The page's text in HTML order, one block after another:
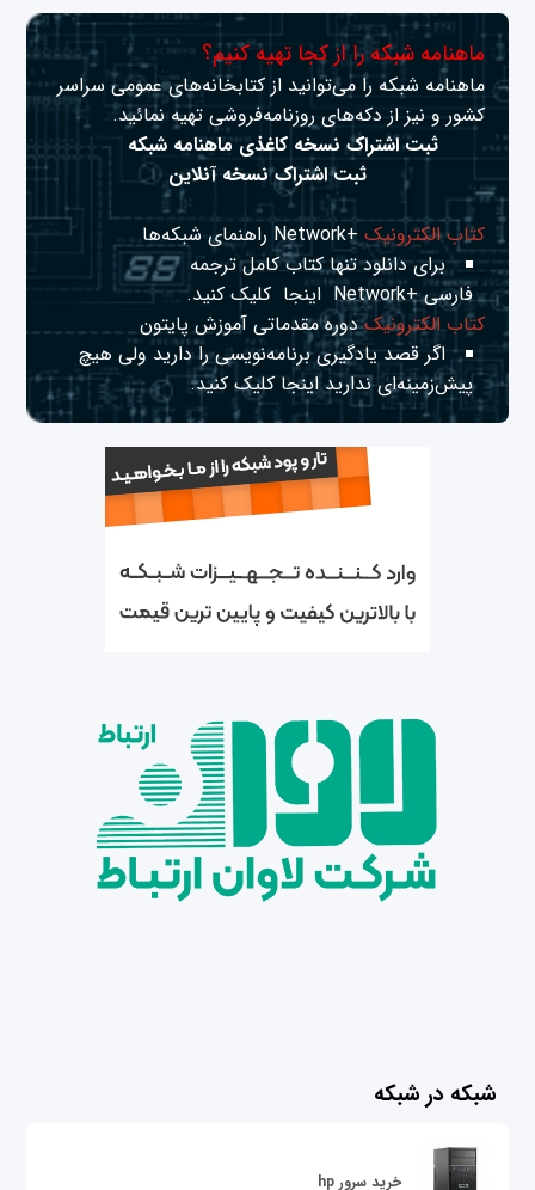
ماهنامه شبکه را از کجا تهیه کنیم؟
ماهنامه شبکه را می‌توانید از کتابخانه‌های عمومی سراسر
کشور و نیز از دکه‌های روزنامه‌فروشی تهیه نمائید.
ثبت اشتراک نسخه کاغذی ماهنامه شبکه
ثبت اشتراک نسخه آنلاین
کتاب الکترونیک+Network راهنمای شبکه‌ها
برای دانلود تنها کتاب کامل ترجمه
فارسی +Network
اینجا کلیک کنید.
کتاب الکترونیکدوره مقدماتی آموزش پایتون
اگر قصد یادگیری برنامه‌نویسی را دارید ولی هیچ
پیش‌زمینه‌ای نداریداینجا کلیک کنید.
شبکه در شبکه
خرید سرور hp